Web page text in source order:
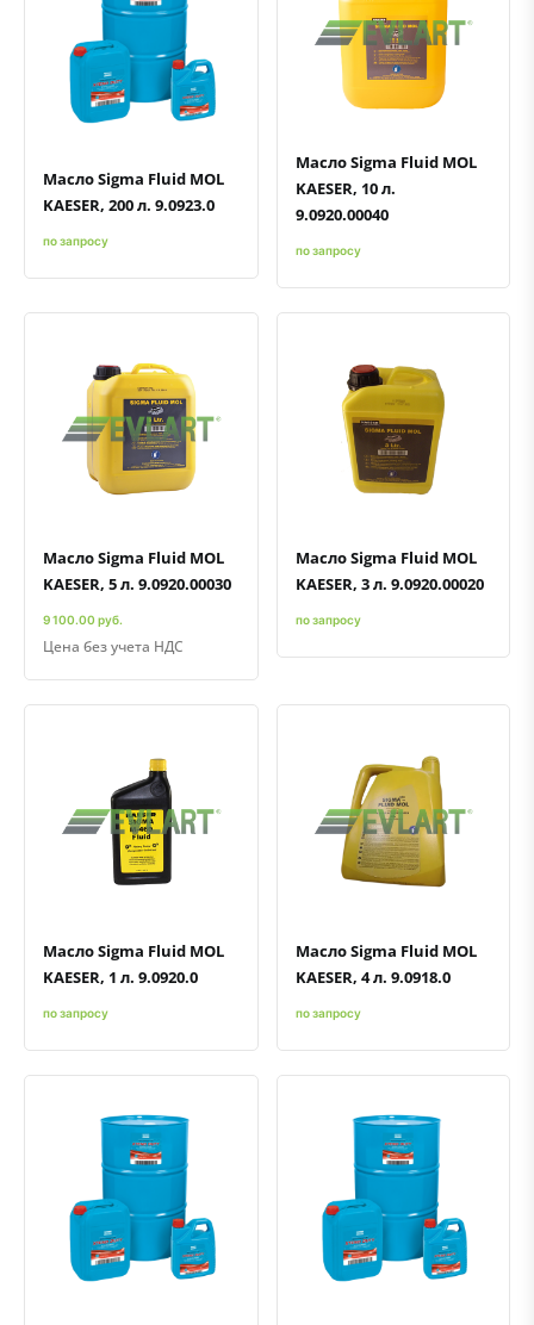
Быстрый просмотрДобавить к сравнению
Добавить в избранное
Масло Sigma Fluid MOL
KAESER, 200 л. 9.0923.0
по запросу
Быстрый просмотрДобавить к сравнению
Масло Sigma Fluid MOL
KAESER, 10 л.
9.0920.00040
по запросу
Быстрый просмотрДобавить к сравнению
Масло Sigma Fluid MOL
KAESER, 5 л. 9.0920.00030
9 100.00 руб.
Цена без учета НДС
Быстрый просмотр
Добавить к сравнению
Добавить в избранное
Масло Sigma Fluid MOL
KAESER, 3 л. 9.0920.00020
по запросу
Быстрый просмотрДобавить к сравнению
Масло Sigma Fluid MOL
KAESER, 1 л. 9.0920.0
по запросу
Быстрый просмотрДобавить к сравнению
Добавить в избранное
Масло Sigma Fluid MOL
KAESER, 4 л. 9.0918.0
по запросу
Быстрый просмотрДобавить к сравнению
Добавить в избранное Быстрый просмотрДобавить к сравнению
Добавить в избранное